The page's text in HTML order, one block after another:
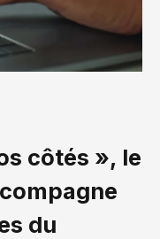
côtés », le
du